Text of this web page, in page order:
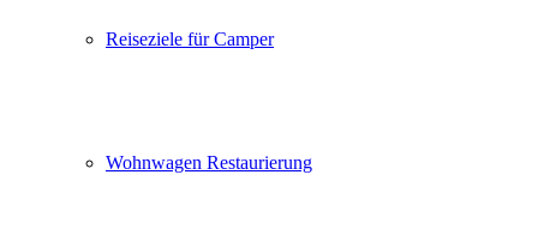
Reiseziele für Camper
Wohnwagen Restaurierung